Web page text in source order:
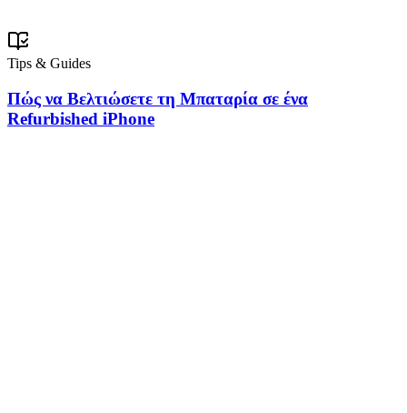
Tips & Guides
Πώς να Βελτιώσετε τη Μπαταρία σε ένα
Refurbished iPhone